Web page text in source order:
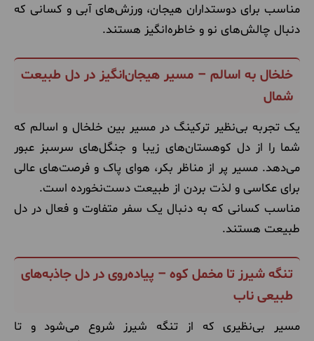
مناسب برای دوستداران هیجان، ورزش‌های آبی و کسانی که
دنبال چالش‌های نو و خاطره‌انگیز هستند.
خلخال به اسالم – مسیر هیجان‌انگیز در دل طبیعت
شمال
یک تجربه بی‌نظیر ترکینگ در مسیر بین خلخال و اسالم که
شما را از دل کوهستان‌های زیبا و جنگل‌های سرسبز عبور
می‌دهد. مسیر پر از مناظر بکر، هوای پاک و فرصت‌های عالی
برای عکاسی و لذت بردن از طبیعت دست‌نخورده است.
مناسب کسانی که به دنبال یک سفر متفاوت و فعال در دل
طبیعت هستند.
تنگه شیرز تا مخمل کوه – پیاده‌روی در دل جاذبه‌های
طبیعی ناب
مسیر بی‌نظیری که از تنگه شیرز شروع می‌شود و تا